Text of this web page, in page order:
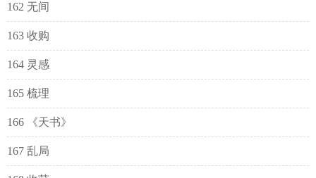
162 无间
163 收购
164 灵感
165 梳理
166 《天书》
167 乱局